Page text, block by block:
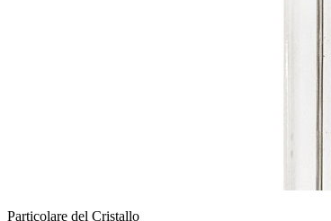
Particolare del Cristallo